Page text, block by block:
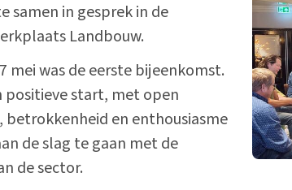
Verordeningen en beleid
samen in gesprek in de
Landbouw.
mei was de eerste bijeenkomst.
positieve start, met open
betrokkenheid en enthousiasme
de slag te gaan met de
de sector.